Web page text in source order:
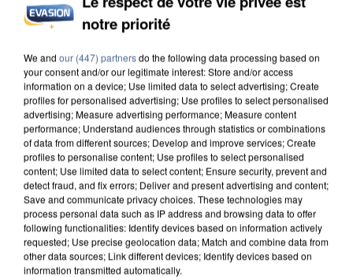
IL TUE SON FILS ET ENVOIE DES PHOTOS À SON
EX-COMPAGNE À NICE
notre priorité
We and our (447) partnersdo the following data processing based on
your consent and/or our legitimate interest: Store and/or access
information on a device; Use limited data to select advertising; Create
profiles for personalised advertising; Use profiles to select personalised
advertising; Measure advertising performance; Measure content
performance; Understand audiences through statistics or combinations
of data from different sources; Develop and improve services; Create
profiles to personalise content; Use profiles to select personalised
content; Use limited data to select content; Ensure security, prevent and
detect fraud, and fix errors; Deliver and present advertising and content;
Save and communicate privacy choices. These technologies may
process personal data such as IP address and browsing data to offer
following functionalities: Identify devices based on information actively
requested; Use precise geolocation data; Match and combine data from
other data sources; Link different devices; Identify devices based on
information transmitted automatically.